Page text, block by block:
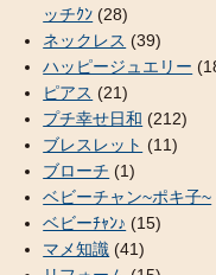
ッチｸﾝ (28)
ネックレス (39)
ハッピージュエリー
ピアス (21)
プチ幸せ日和 (212)
ブレスレット (11)
ブローチ (1)
ベビーチャン~ポキ子~
ベビーﾁｬﾝ♪ (15)
マメ知識 (41)